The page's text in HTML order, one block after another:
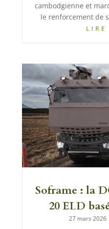
cambodgienne et
le renforcement de
LIRE
Soframe : la
20 ELD
27 mars 2026